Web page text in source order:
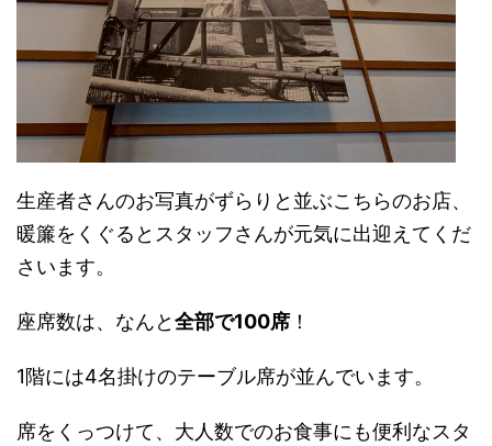
生産者さんのお写真がずらりと並ぶこちらのお店、
暖簾をくぐるとスタッフさんが元気に出迎えてくだ
さいます。
座席数は、なんと全部で100席 ！
1階には4名掛けのテーブル席が並んでいます。
席をくっつけて、大人数でのお食事にも便利なスタ